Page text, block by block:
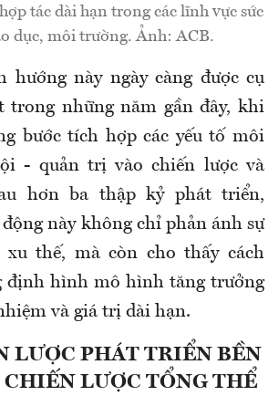
tác dài hạn trong các lĩnh vực sức
dục, môi trường. Ảnh: ACB.
hướng này ngày càng được cụ
trong những năm gần đây, khi
bước tích hợp các yếu tố môi
- quản trị vào chiến lược và
hơn ba thập kỷ phát triển,
này không chỉ phản ánh sự
thế, mà còn cho thấy cách
định hình mô hình tăng trưởng
và giá trị dài hạn.
LƯỢC PHÁT TRIỂN BỀN
LƯỢC TỔNG THỂ